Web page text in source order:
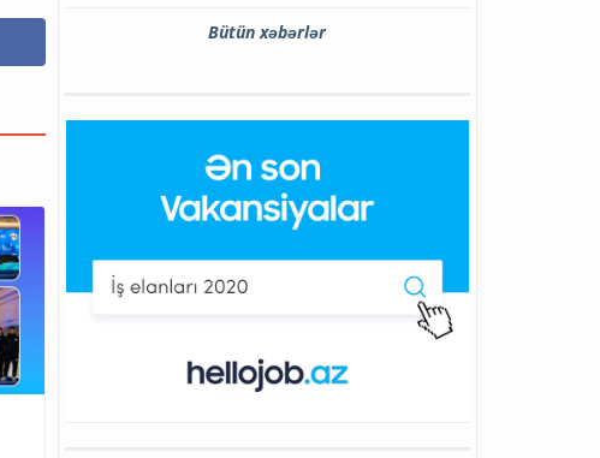
Bütün xəbərlər